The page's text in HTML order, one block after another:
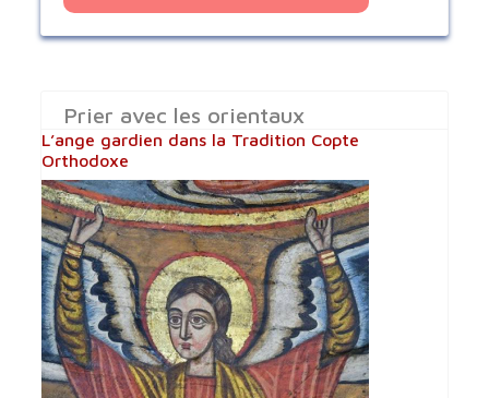
Prier avec les orientaux
L’ange gardien dans la Tradition Copte
Orthodoxe